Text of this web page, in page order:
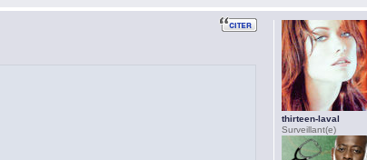
thirteen-laval
Surveillant(e)